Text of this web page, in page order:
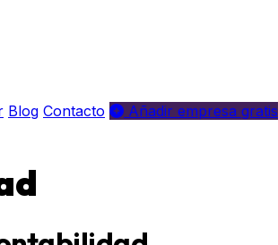
Blog Contacto Añadir empresa gratis